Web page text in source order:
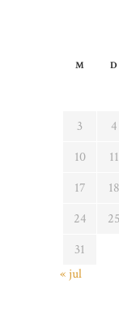
M
D
3
4
10
11
17
18
24
25
31
« jul